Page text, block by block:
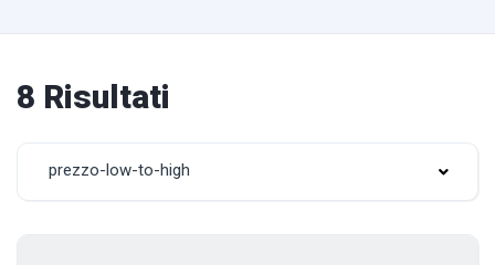
8 Risultati
prezzo-low-to-high